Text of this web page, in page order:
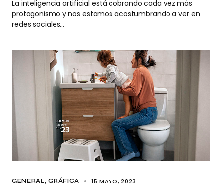
La inteligencia artificial está cobrando cada vez más
protagonismo y nos estamos acostumbrando a ver en
redes sociales…
GENERAL GRÁFICA 15 MAYO, 2023